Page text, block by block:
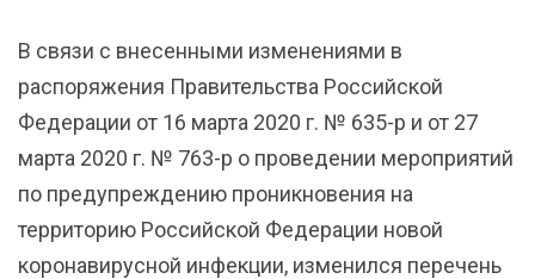
В связи с внесенными изменениями в
распоряжения Правительства Российской
Федерации от 16 марта 2020 г. № 635-р и от 27
марта 2020 г. № 763-р о проведении мероприятий
по предупреждению проникновения на
территорию Российской Федерации новой
коронавирусной инфекции, изменился перечень